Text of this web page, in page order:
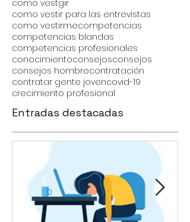
como vestgir
como vestir para las entrevistas
como vestirmecompetencias
competencias blandas
competencias profesionales
conocimientoconsejosconsejos
consejos hombrecontratación
contratar gente jovencovid-19
crecimiento profesional
Entradas destacadas